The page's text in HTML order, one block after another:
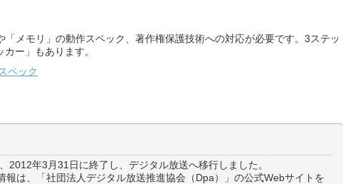
メモリ」の動作スペック、著作権保護技術への対応が必要です。3ステッ
ー」もあります。
ペック
2012年3月31日に終了し、デジタル放送へ移行しました。
報は、「社団法人デジタル放送推進協会（Dpa）」の公式Webサイトを